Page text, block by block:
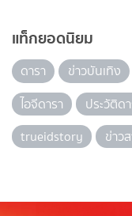
แท็กยอดนิยม
ดารา ข่าวบันเทิง
ไอจีดารา
ประวัติด
trueidstory
ข่าว